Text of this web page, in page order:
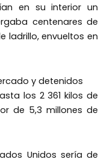
en su interior un
centenares de
ladrillo, envueltos en
y detenidos
los 2 361 kilos de
de 5,3 millones de
Unidos sería de